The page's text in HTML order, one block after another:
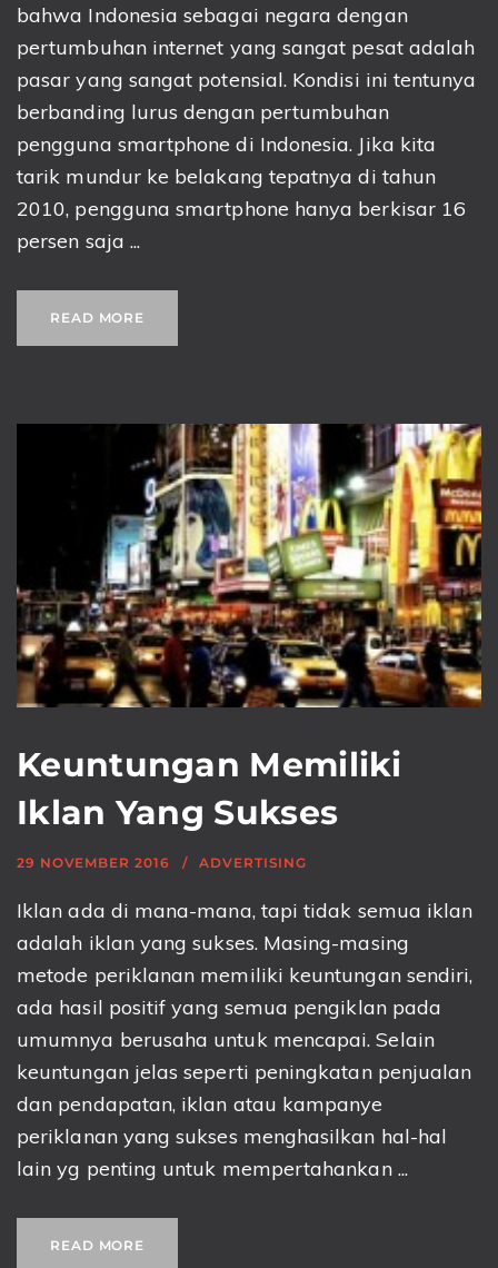
bahwa Indonesia sebagai negara dengan
pertumbuhan internet yang sangat pesat adalah
pasar yang sangat potensial. Kondisi ini tentunya
berbanding lurus dengan pertumbuhan
pengguna smartphone di Indonesia. Jika kita
tarik mundur ke belakang tepatnya di tahun
2010, pengguna smartphone hanya berkisar 16
persen saja ...
READ MORE
Keuntungan Memiliki
Iklan Yang Sukses
29 NOVEMBER 2016 ADVERTISING
Iklan ada di mana-mana, tapi tidak semua iklan
adalah iklan yang sukses. Masing-masing
metode periklanan memiliki keuntungan sendiri,
ada hasil positif yang semua pengiklan pada
umumnya berusaha untuk mencapai. Selain
keuntungan jelas seperti peningkatan penjualan
dan pendapatan, iklan atau kampanye
periklanan yang sukses menghasilkan hal-hal
lain yg penting untuk mempertahankan ...
READ MORE